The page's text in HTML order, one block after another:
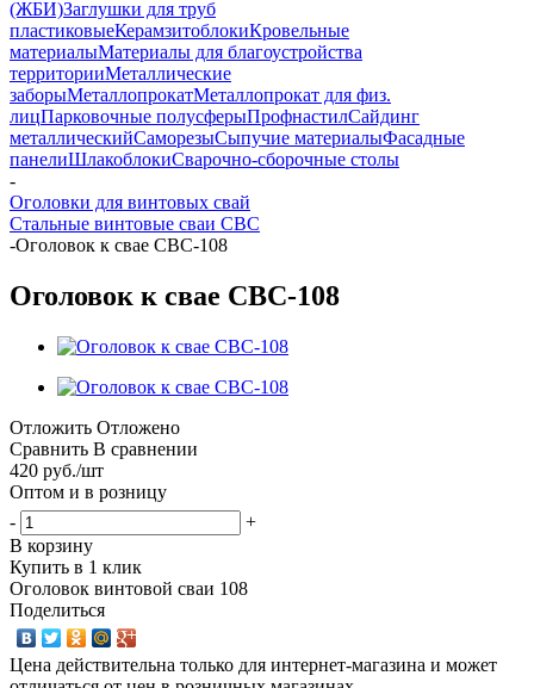
(ЖБИ)Заглушки для труб
пластиковыеКерамзитоблокиКровельные
материалыМатериалы для благоустройства
территорииМеталлические
заборыМеталлопрокатМеталлопрокат для физ.
лицПарковочные полусферыПрофнастилСайдинг
металлическийСаморезыСыпучие материалыФасадные
панелиШлакоблокиСварочно-сборочные столы
-
Оголовки для винтовых свай
Стальные винтовые сваи СВС
-Оголовок к свае СВС-108
Оголовок к свае СВС-108
Отложить Отложено
Сравнить В сравнении
420 руб./шт
Оптом и в розницу
-
+
В корзину
Купить в 1 клик
Оголовок винтовой сваи 108
Поделиться
Цена действительна только для интернет-магазина и может